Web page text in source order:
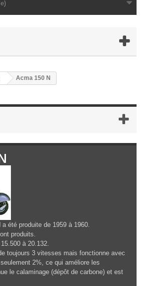
Acma 150 N
a été produite de 1959 à 1960.
produits.
à 20.132.
toujours 3 vitesses mais fonctionne avec
2%, ce qui améliore les
le calaminage (dépôt de carbone) et est